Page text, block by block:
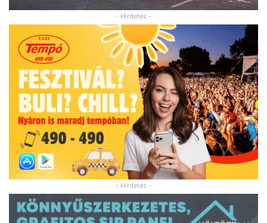
- Hirdetés -
- Hirdetés -